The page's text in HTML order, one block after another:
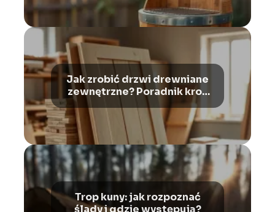
Jak zrobić drzwi drewniane
zewnętrzne? Poradnik krok
po kroku
Trop kuny: jak rozpoznać
ślady i gdzie występują?